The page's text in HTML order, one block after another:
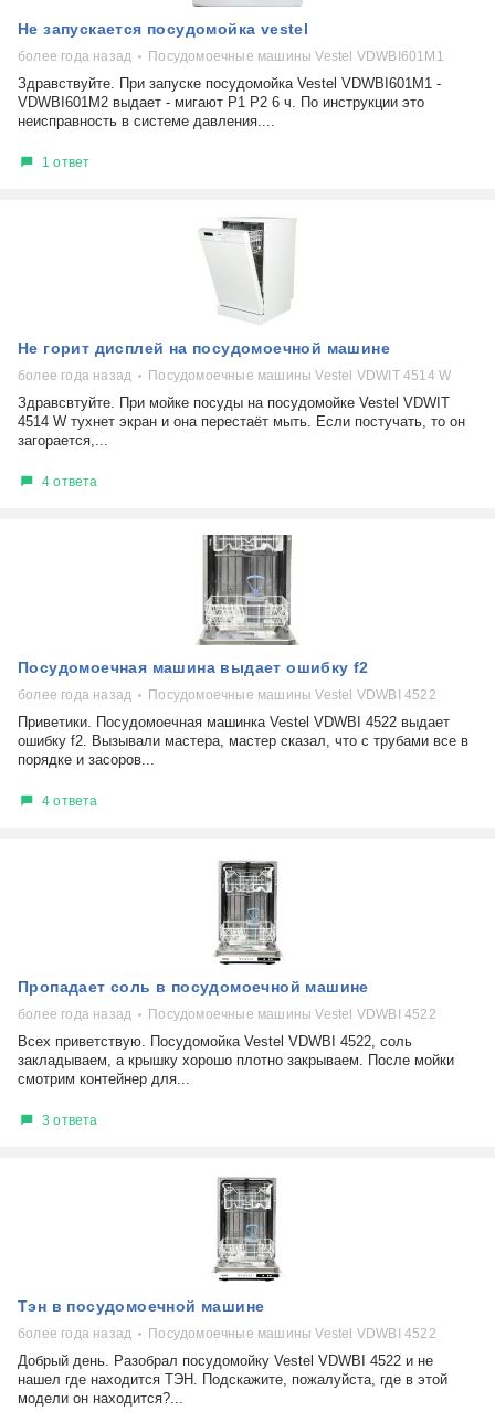
Не запускается посудомойка vestel
более года назад Посудомоечные машины Vestel VDWBI601M1
Здравствуйте. При запуске посудомойка Vestel VDWBI601M1 -
VDWBI601M2 выдает - мигают Р1 Р2 6 ч. По инструкции это
неисправность в системе давления....
1 ответ
Не горит дисплей на посудомоечной машине
более года назад Посудомоечные машины Vestel VDWIT 4514 W
Здравсвтуйте. При мойке посуды на посудомойке Vestel VDWIT
4514 W тухнет экран и она перестаёт мыть. Если постучать, то он
загорается,...
4 ответа
Посудомоечная машина выдает ошибку f2
более года назад Посудомоечные машины Vestel VDWBI 4522
Приветики. Посудомоечная машинка Vestel VDWBI 4522 выдает
ошибку f2. Вызывали мастера, мастер сказал, что с трубами все в
порядке и засоров...
4 ответа
Пропадает соль в посудомоечной машине
более года назад Посудомоечные машины Vestel VDWBI 4522
Всех приветствую. Посудомойка Vestel VDWBI 4522, соль
закладываем, а крышку хорошо плотно закрываем. После мойки
смотрим контейнер для...
3 ответа
Тэн в посудомоечной машине
более года назад Посудомоечные машины Vestel VDWBI 4522
Добрый день. Разобрал посудомойку Vestel VDWBI 4522 и не
нашел где находится ТЭН. Подскажите, пожалуйста, где в этой
модели он находится?...